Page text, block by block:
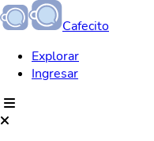
Cafecito
Explorar
Ingresar